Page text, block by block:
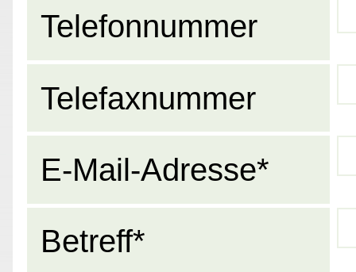
Telefonnummer
Telefaxnummer
E-Mail-Adresse*
Betreff*